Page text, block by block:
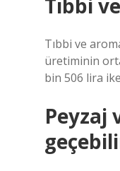
Tıbbi
Tıbbi ve
üretiminin
bin 506 lira
Peyzaj